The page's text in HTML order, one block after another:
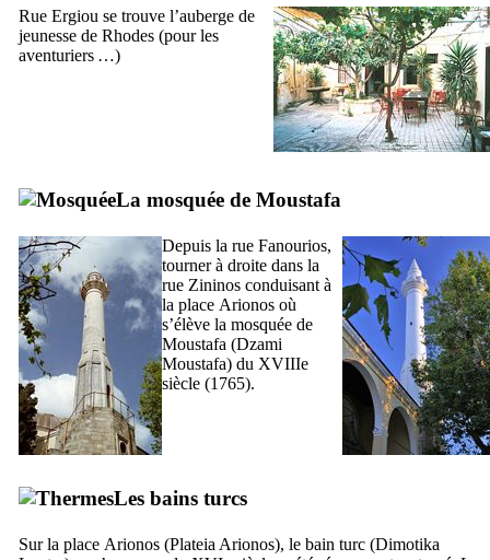
Rue Ergiou se trouve l’auberge de
jeunesse de Rhodes (pour les
aventuriers …)
La mosquée de Moustafa
Depuis la rue Fanourios,
tourner à droite dans la
rue Zininos conduisant à
la place Arionos où
s’élève la mosquée de
Moustafa (Dzami
Moustafa) du XVIIIe
siècle (1765).
Les bains turcs
Sur la place Arionos (Plateia Arionos), le bain turc (Dimotika